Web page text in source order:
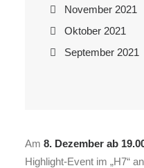
November 2021
Oktober 2021
September 2021
Am 8. Dezember ab
Highlight-Event im „H7“